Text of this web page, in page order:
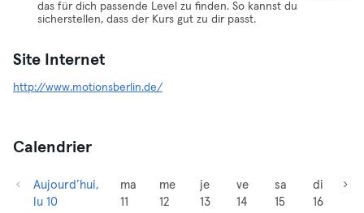
das für dich passende Level zu finden. So kannst du
sicherstellen, dass der Kurs gut zu dir passt.
Site Internet
http://www.motionsberlin.de/
Calendrier
Aujourd’hui,
lu 10
ma
11
me
12
je
13
ve
14
sa
15
di
16